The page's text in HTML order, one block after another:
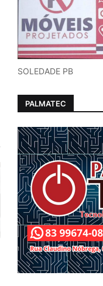
SOLEDADE PB
PALMATEC